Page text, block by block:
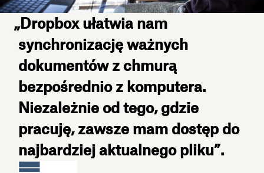
„Dropbox ułatwia nam
synchronizację ważnych
dokumentów z chmurą
bezpośrednio z komputera.
Niezależnie od tego, gdzie
pracuję, zawsze mam dostęp do
najbardziej aktualnego pliku”.